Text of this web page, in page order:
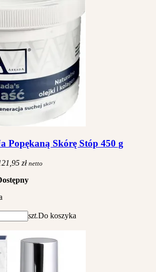
Popękaną Skórę Stóp 450 g
złnetto
szt.Do koszyka